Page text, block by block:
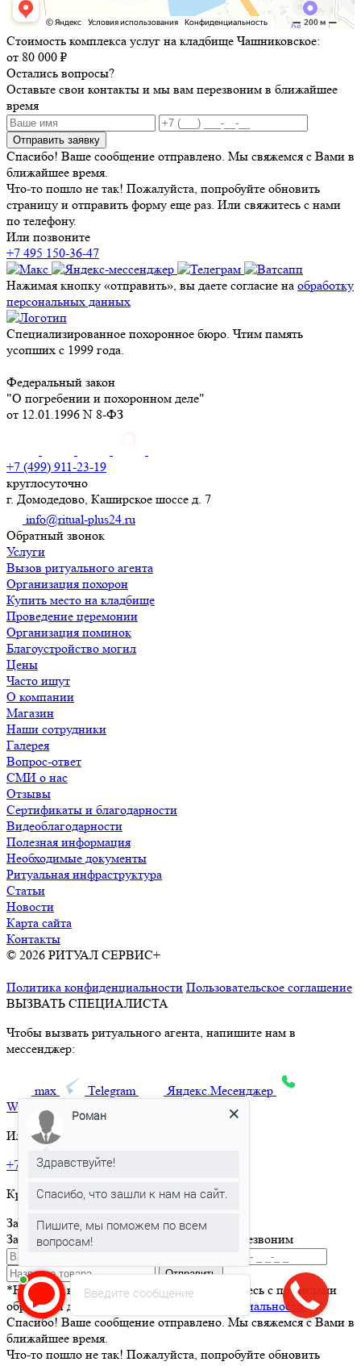
Стоимость комплекса услуг на кладбище Чашниковское:
от 80 000 ₽
Остались вопросы?
Оставьте свои контакты и мы вам перезвоним в ближайшее
время
Отправить заявку
Спасибо! Ваше сообщение отправлено. Мы свяжемся с Вами в
ближайшее время.
Что-то пошло не так! Пожалуйста, попробуйте обновить
страницу и отправить форму еще раз. Или свяжитесь с нами
по телефону.
Или позвоните
+7 495 150-36-47
Нажимая кнопку «отправить», вы даете согласие на обработку
персональных данных
Специализированное похоронное бюро. Чтим память
усопших с 1999 года.
Федеральный закон
"О погребении и похоронном деле"
от 12.01.1996 N 8-ФЗ
+7 (499) 911-23-19
круглосуточно
г. Домодедово, Каширское шоссе д. 7
info@ritual-plus24.ru
Обратный звонок
Услуги
Вызов ритуального агента
Организация похорон
Купить место на кладбище
Проведение церемонии
Организация поминок
Благоустройство могил
Цены
Часто ищут
О компании
Магазин
Наши сотрудники
Галерея
Вопрос-ответ
СМИ о нас
Отзывы
Сертификаты и благодарности
Видеоблагодарности
Полезная информация
Необходимые документы
Ритуальная инфраструктура
Статьи
Новости
Карта сайта
Контакты
© 2026 РИТУАЛ СЕРВИС+
Политика конфиденциальности Пользовательское соглашение
ВЫЗВАТЬ СПЕЦИАЛИСТА
Чтобы вызвать ритуального агента, напишите нам в
мессенджер:
max Telegram
Яндекс.Месенджер
What’sApp
Или позвоните по телефону:
+7 495 150-36-47
Круглосуточная горячая линия
Заказать товар
Заполните и отправьте форму и мы вам перезвоним
Отправить
*Нажимая кнопку Отправить вы соглашаетесь с правилами
обработки данных и
политикой конфиденциальности
Спасибо! Ваше сообщение отправлено. Мы свяжемся с Вами в
ближайшее время.
Что-то пошло не так! Пожалуйста, попробуйте обновить
Введите сообщение
Роман
Здравствуйте!
Спасибо, что зашли к нам на сайт.
Пишите, мы поможем по всем
вопросам!